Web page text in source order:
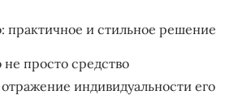
практичное и стильное решение
не просто средство
индивидуальности его